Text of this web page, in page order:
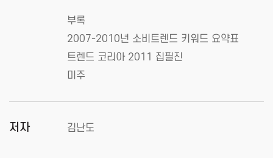
부록
2007-2010년 소비트렌드 키워드 요약표
트렌드 코리아 2011 집필진
미주
저자 김난도